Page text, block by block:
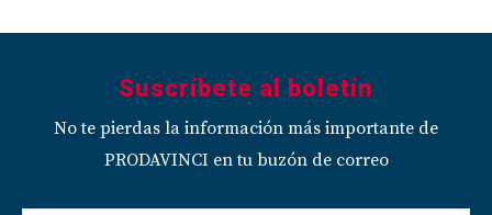
Suscríbete al boletín
No te pierdas la información más importante de
PRODAVINCI en tu buzón de correo